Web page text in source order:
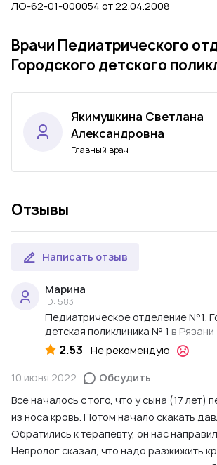
ЛО-62-01-000054 от 22.04.2008
Врачи Педиатрического
Городского детского
Якимушкина Светлана
Александровна
Главный врач
Отзывы
Написать отзыв
Марина
ID: 583
Педиатрическое отделение N°1.
детская поликлиника № 1 в Рязани
2.53 Не рекомендую
10 июня 2022
Обсудить
Все началось с того, что у сына (17 лет)
из носа кровь. Потом начало скакать
Обратились к терапевту, он нас
Невролог сказал, что надо разжижить